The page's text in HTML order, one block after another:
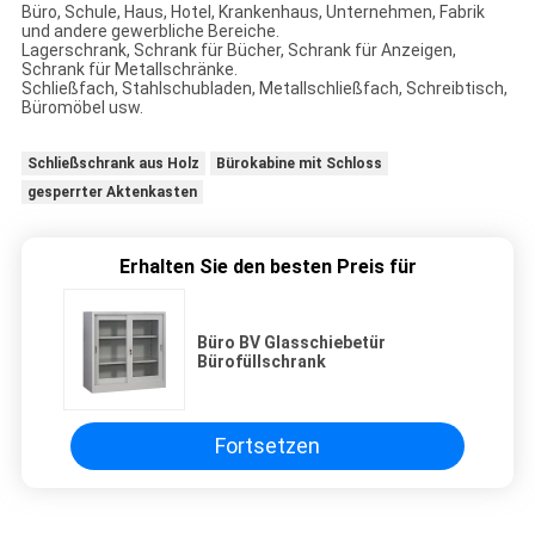
Büro, Schule, Haus, Hotel, Krankenhaus, Unternehmen, Fabrik
und andere gewerbliche Bereiche.
Lagerschrank, Schrank für Bücher, Schrank für Anzeigen,
Schrank für Metallschränke.
Schließfach, Stahlschubladen, Metallschließfach, Schreibtisch,
Büromöbel usw.
Schließschrank aus Holz
Bürokabine mit Schloss
gesperrter Aktenkasten
Erhalten Sie den besten Preis für
Büro BV Glasschiebetür
Bürofüllschrank
Fortsetzen